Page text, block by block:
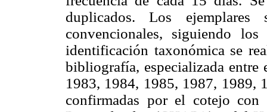
duplicados. Los ejemplares
convencionales, siguiendo
identificación taxonómica se
bibliografía, especializada
1983, 1984, 1985, 1987, 1989,
confirmadas por el cotejo